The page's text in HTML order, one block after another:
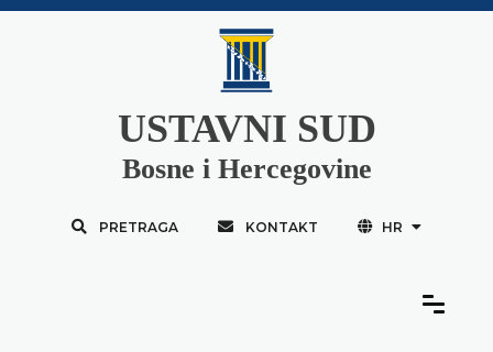
USTAVNI SUD
Bosne i Hercegovine
PRETRAGA KONTAKT HR